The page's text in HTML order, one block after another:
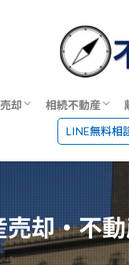
却
の不動産会社で不動産売
相談
相続不動産
相続不動産に
空き家売却に
LINE無料相
却・不